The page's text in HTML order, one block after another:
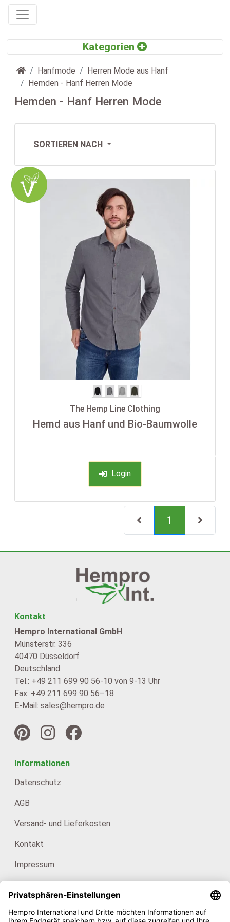
Startseite
Hanfmode
Herren Mode aus Hanf
Hemden - Hanf Herren Mode
Hemden - Hanf Herren Mode
SORTIEREN NACH
The Hemp Line Clothing
Hemd aus Hanf und Bio-Baumwolle
Login
-35%
1 (current)
Kontakt
Hempro International GmbH
Münsterstr. 336
40470 Düsseldorf
Deutschland
Tel.: +49 211 699 90 56-10 von 9-13 Uhr
Fax: +49 211 699 90 56–18
E-Mail: sales@hempro.de
Informationen
Datenschutz
AGB
Versand- und Lieferkosten
Kontakt
Impressum